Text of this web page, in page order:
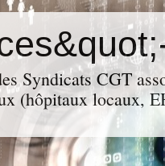
Syndicats CGT
(hôpitaux locaux,